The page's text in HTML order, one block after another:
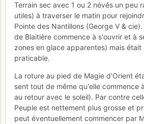
Terrain sec avec 1 ou 2 névés un peu
utiles) à traverser le matin pour
Pointe des Nantillons (George V &
de Blaitière commence à s'ouvrir et à
zones en glace apparentes) mais était
praticable.
La roture au pied de Magie d'Orient
sent tout de même qu'elle commence
au retour avec le soleil). Par contre
Peuple est nettement plus grosse et
peut éventuellement commencer par